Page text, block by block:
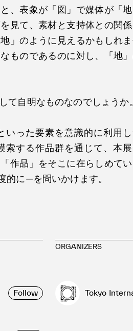
、表象が「図」で媒体が「地
見て、素材と支持体との関
」のように見えるかもしれ
ものであるのに対し、「地
て自明なものなのでしょうか。
いった要素を意識的に利用
索する作品群を通じて、本
作品」をそこに在らしめて
的に—を問いかけます。
Follow
ORGANIZERS
Tokyo